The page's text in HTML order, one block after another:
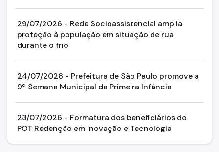
29/07/2026 - Rede Socioassistencial amplia
proteção à população em situação de rua
durante o frio
24/07/2026 - Prefeitura de São Paulo promove a
9ª Semana Municipal da Primeira Infância
23/07/2026 - Formatura dos beneficiários do
POT Redenção em Inovação e Tecnologia